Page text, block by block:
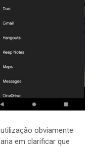
obviamente
em clarificar que